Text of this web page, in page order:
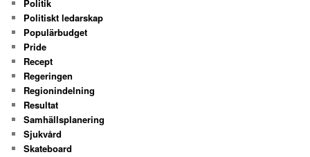
Politik
Politiskt ledarskap
Populärbudget
Pride
Recept
Regeringen
Regionindelning
Resultat
Samhällsplanering
Sjukvård
Skateboard